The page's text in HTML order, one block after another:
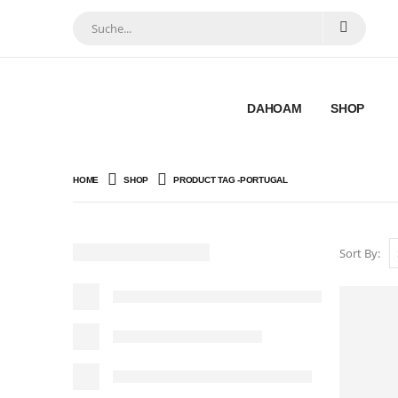
DAHOAM SHOP
HOME SHOP PRODUCT TAG -PORTUGAL
Sort By: